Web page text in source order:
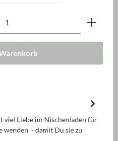
gewünschten Wert ein
viel Liebe im Nischenladen für
wenden - damit Du sie zu